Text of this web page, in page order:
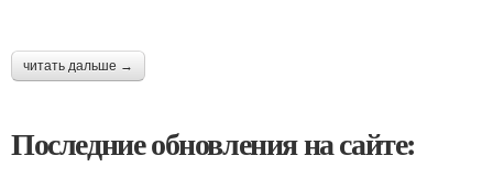
читать дальше →
Последние обновления на сайте: